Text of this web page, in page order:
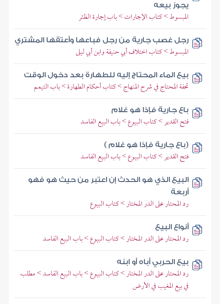
يجوز بيعه
المبسوط > كتاب الإجارات > باب إجارة الظئر
رجل غصب جارية من رجل فباعها وأعتقها المشتري
المبسوط > كتاب اختلاف أبي حنيفة وابن أبي ليلى
بيع الماء المحتاج إليه للطهارة بعد دخول الوقت
تحفة المحتاج في شرح المنهاج > كتاب أحكام الطهارة > باب التيمم
باع جارية فإذا هو غلام
فتح القدير > كتاب البيوع > باب البيع الفاسد
(باع جارية فإذا هو غلام )
فتح القدير > كتاب البيوع > باب البيع الفاسد
البيع الذي هو الحدث إن اعتبر من حيث هو فهو
أربعة
رد المحتار على الدر المختار > كتاب البيوع
أنواع البيع
رد المحتار على الدر المختار > كتاب البيوع > باب البيع الفاسد
بيع الحربي أباه أو ابنه
رد المحتار على الدر المختار > كتاب البيوع > باب البيع الفاسد > مطلب
في بيع المغيب في الأرض